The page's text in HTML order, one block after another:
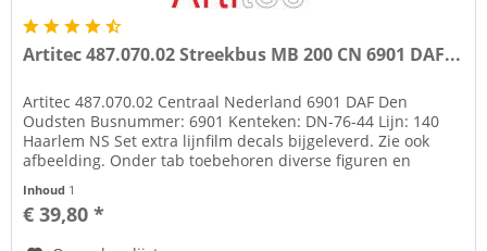
Artitec 487.070.02 Streekbus MB 200 CN 6901 DAF...
Artitec 487.070.02 Centraal Nederland 6901 DAF Den
Oudsten Busnummer: 6901 Kenteken: DN-76-44 Lijn: 140
Haarlem NS Set extra lijnfilm decals bijgeleverd. Zie ook
afbeelding. Onder tab toebehoren diverse figuren en
Inhoud 1
€ 39,80 *